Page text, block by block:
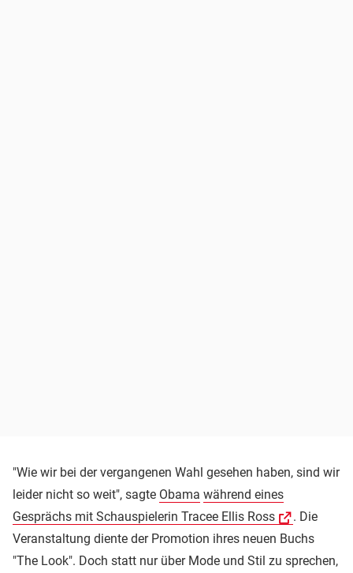
"Wie wir bei der vergangenen Wahl gesehen haben, sind wir
leider nicht so weit", sagte Obama während eines
Gesprächs mit Schauspielerin Tracee Ellis Ross
. Die
Veranstaltung diente der Promotion ihres neuen Buchs
"The Look". Doch statt nur über Mode und Stil zu sprechen,